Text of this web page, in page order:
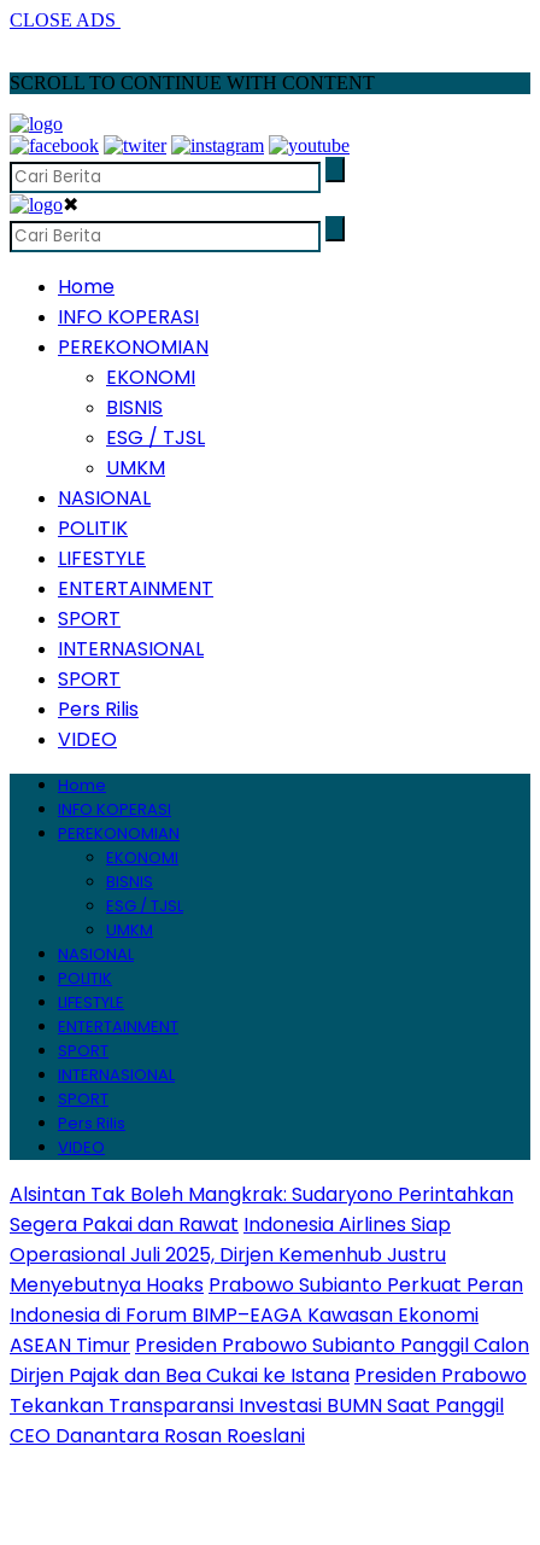
CLOSE ADS
SCROLL TO CONTINUE WITH CONTENT
✖
Home
INFO KOPERASI
PEREKONOMIAN
EKONOMI
BISNIS
ESG / TJSL
UMKM
NASIONAL
POLITIK
LIFESTYLE
ENTERTAINMENT
SPORT
INTERNASIONAL
SPORT
Pers Rilis
VIDEO
Home
INFO KOPERASI
PEREKONOMIAN
EKONOMI
BISNIS
ESG / TJSL
UMKM
NASIONAL
POLITIK
LIFESTYLE
ENTERTAINMENT
SPORT
INTERNASIONAL
SPORT
Pers Rilis
VIDEO
Alsintan Tak Boleh Mangkrak: Sudaryono Perintahkan
Segera Pakai dan Rawat Indonesia Airlines Siap
Operasional Juli 2025, Dirjen Kemenhub Justru
Menyebutnya Hoaks Prabowo Subianto Perkuat Peran
Indonesia di Forum BIMP–EAGA Kawasan Ekonomi
ASEAN Timur Presiden Prabowo Subianto Panggil Calon
Dirjen Pajak dan Bea Cukai ke Istana Presiden Prabowo
Tekankan Transparansi Investasi BUMN Saat Panggil
CEO Danantara Rosan Roeslani